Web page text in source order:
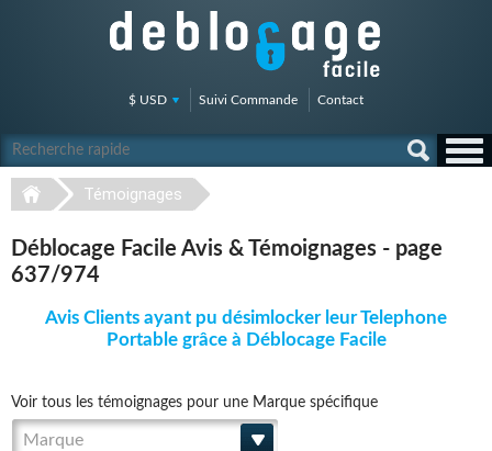
$ USD Suivi Commande Contact
Témoignages
Déblocage Facile Avis & Témoignages - page
637/974
Avis Clients ayant pu désimlocker leur Telephone
Portable grâce à Déblocage Facile
Voir tous les témoignages pour une Marque spécifique
Marque